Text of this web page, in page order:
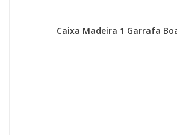
Caixa Madeira 1 Garrafa